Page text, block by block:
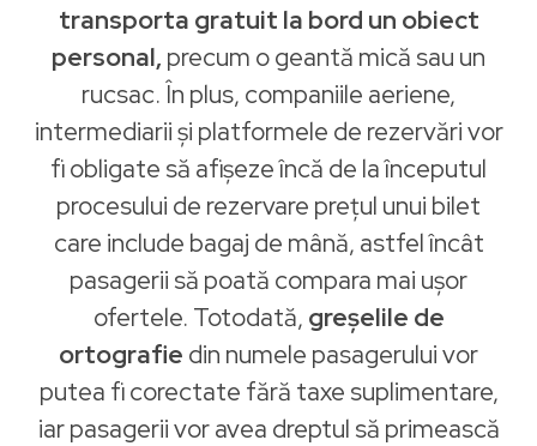
transporta gratuit la bord un obiect
personal, precum o geantă mică sau un
rucsac. În plus, companiile aeriene,
intermediarii și platformele de rezervări vor
fi obligate să afișeze încă de la începutul
procesului de rezervare prețul unui bilet
care include bagaj de mână, astfel încât
pasagerii să poată compara mai ușor
ofertele. Totodată, greșelile de
ortografie din numele pasagerului vor
putea fi corectate fără taxe suplimentare,
iar pasagerii vor avea dreptul să primească